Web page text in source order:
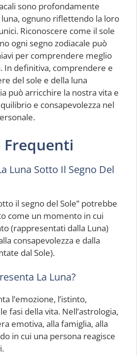
sono profondamente
luna, ognuno riflettendo la loro
Riconoscere come il sole
ogni segno zodiacale può
per comprendere meglio
In definitiva, comprendere e
del sole e della luna
può arricchire la nostra vita e
e consapevolezza nel
Frequenti
Luna Sotto Il Segno Del
il segno del Sole” potrebbe
come un momento in cui
(rappresentati dalla Luna)
consapevolezza e dalla
dal Sole).
La Luna?
l’emozione, l’istinto,
fasi della vita. Nell’astrologia,
emotiva, alla famiglia, alla
in cui una persona reagisce